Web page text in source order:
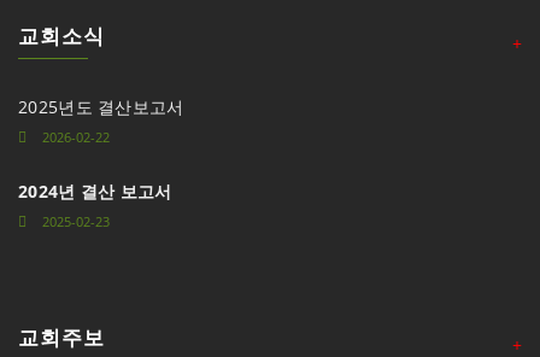
교회소식 +
2025년도 결산보고서
2026-02-22
2024년 결산 보고서
2025-02-23
교회주보 +